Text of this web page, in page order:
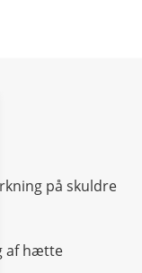
på skuldre
af hætte